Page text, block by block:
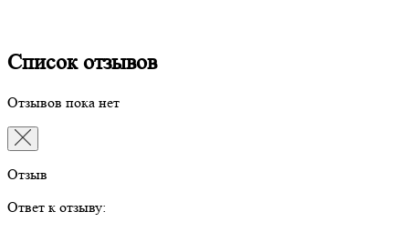
Список отзывов
Отзывов пока нет
Отзыв
Ответ к отзыву: